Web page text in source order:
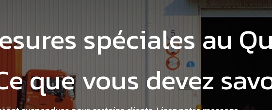
spéciales au
que vous devez